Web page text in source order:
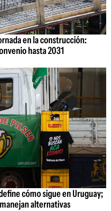
en la construcción:
hasta 2031
cómo sigue en Uruguay;
alternativas